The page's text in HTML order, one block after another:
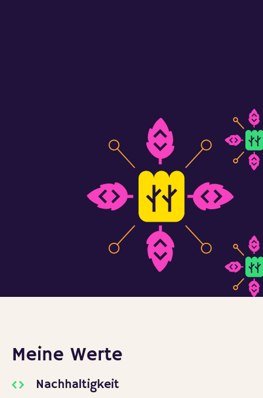
Meine Werte
Nachhaltigkeit